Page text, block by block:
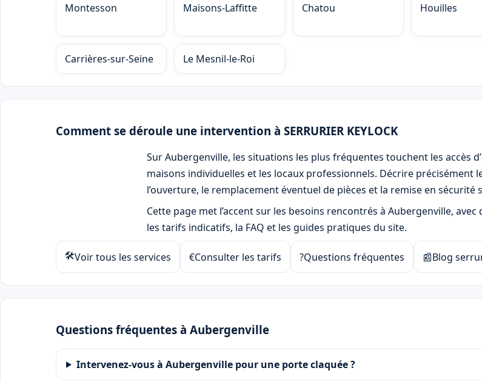
Montesson Maisons-Laffitte Chatou Houilles
Carrières-sur-Seine Le Mesnil-le-Roi
Comment se déroule une intervention à SERRURIER KEYLOCK
Sur Aubergenville, les situations les plus fréquentes touchent les accès
maisons individuelles et les locaux professionnels. Décrire précisément
l’ouverture, le remplacement éventuel de pièces et la remise en sécurité
Cette page met l’accent sur les besoins rencontrés à Aubergenville,
les tarifs indicatifs, la FAQ et les guides pratiques du site.
🛠Voir tous les services €Consulter les tarifs ?Questions fréquentes 📰Blog
Questions fréquentes à Aubergenville
Intervenez-vous à Aubergenville pour une porte claquée ?